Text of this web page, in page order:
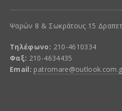
Ψαρών 8 & Σωκράτους 15
Τηλέφωνο: 210-4610334
Φαξ: 210-4634435
Email: